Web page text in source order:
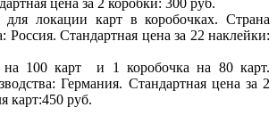
для локации карт в коробочках. Страна
Россия. Стандартная цена за 22 наклейки:
на 100 карт и 1 коробочка на 80 карт.
Германия. Стандартная цена за 2
карт:450 руб.